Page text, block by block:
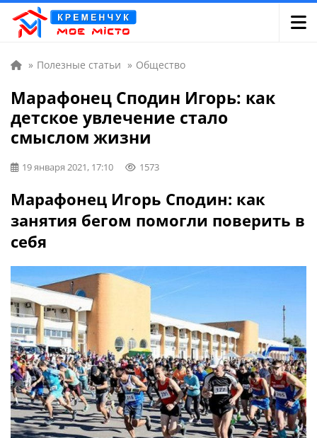
» Полезные статьи » Общество
Марафонец Сподин Игорь: как
детское увлечение стало
смыслом жизни
19 января 2021, 17:10 1573
Марафонец Игорь Сподин: как
занятия бегом помогли поверить в
себя